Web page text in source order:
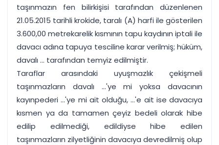
taşınmazın fen bilirkişisi tarafından düzenlenen
21.05.2015 tarihli krokide, taralı (A) harfi ile gösterilen
3.600,00 metrekarelik kısmının tapu kaydının iptali ile
davacı adına tapuya tesciline karar verilmiş; hüküm,
davalı ... tarafından temyiz edilmiştir.
Taraflar arasındaki uyuşmazlık çekişmeli
taşınmazların davalı ...'ye mi yoksa davacının
kayınpederi ...'ye mi ait olduğu, ...'e ait ise davacıya
kısmen ya da tamamen çeyiz bedeli olarak hibe
edilip edilmediği, edildiyse hibe edilen
taşınmazların zilyetliğinin davacıya devredilmiş olup